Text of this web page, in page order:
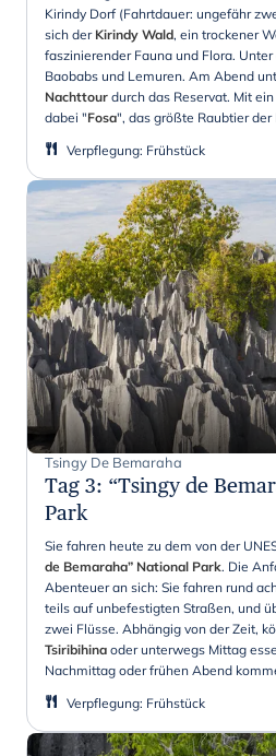
Kirindy Dorf (Fahrtdauer: ungefähr
sich der Kirindy Wald, ein trockener
faszinierender Fauna und Flora.
Baobabs und Lemuren. Am Abend
Nachttour durch das Reservat. Mit
dabei "Fosa", das größte Raubtier der
Verpflegung: Frühstück
Tsingy De Bemaraha
Tag 3: “Tsingy de
Park
Sie fahren heute zu dem von der
de Bemaraha” National Park. Die
Abenteuer an sich: Sie fahren rund
teils auf unbefestigten Straßen, und
zwei Flüsse. Abhängig von der Zeit,
Tsiribihina oder unterwegs Mittag
Nachmittag oder frühen Abend
Verpflegung: Frühstück